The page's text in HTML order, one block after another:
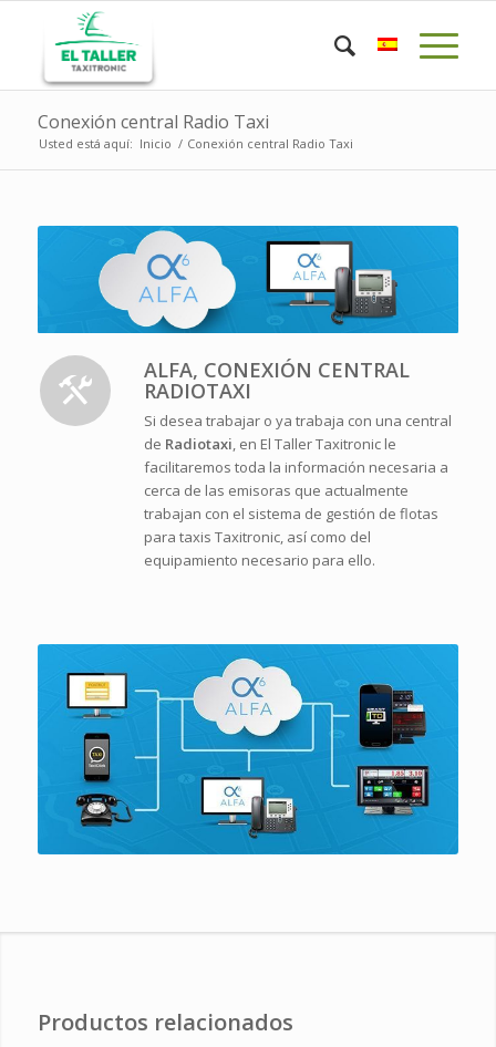
Conexión central Radio Taxi
Usted está aquí: Inicio / Conexión central Radio Taxi
ALFA, CONEXIÓN CENTRAL
RADIOTAXI
Si desea trabajar o ya trabaja con una central
de Radiotaxi, en El Taller Taxitronic le
facilitaremos toda la información necesaria a
cerca de las emisoras que actualmente
trabajan con el sistema de gestión de flotas
para taxis Taxitronic, así como del
equipamiento necesario para ello.
Productos relacionados